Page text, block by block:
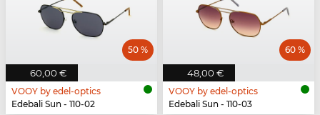
60,00 €
50 %
VOOY by edel-optics
Edebali Sun - 110-02
48,00 €
60 %
VOOY by edel-optics
Edebali Sun - 110-03